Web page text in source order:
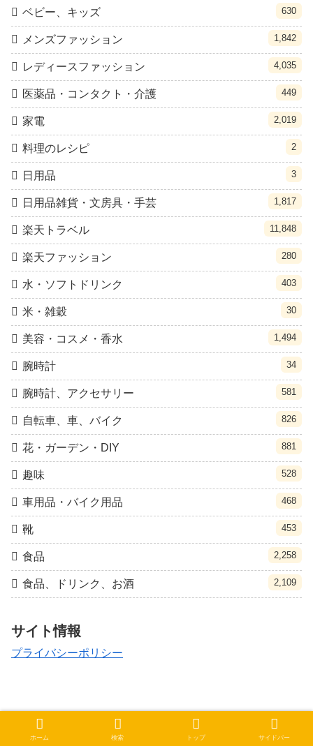
ベビー、キッズ 630
メンズファッション 1,842
レディースファッション 4,035
医薬品・コンタクト・介護 449
家電 2,019
料理のレシピ 2
日用品 3
日用品雑貨・文房具・手芸 1,817
楽天トラベル 11,848
楽天ファッション 280
水・ソフトドリンク 403
米・雑穀 30
美容・コスメ・香水 1,494
腕時計 34
腕時計、アクセサリー 581
自転車、車、バイク 826
花・ガーデン・DIY 881
趣味 528
車用品・バイク用品 468
靴 453
食品 2,258
食品、ドリンク、お酒 2,109
サイト情報
プライバシーポリシー
ホーム 検索 トップ サイドバー